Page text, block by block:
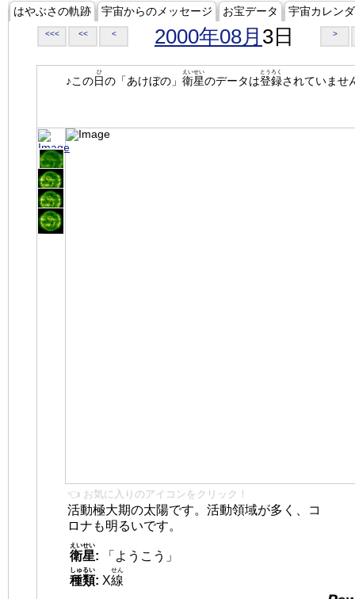
はやぶさの軌跡 宇宙からのメッセージ お宝データ 宇宙カレン
<<< << < 2000年08月 3日 >
♪この日
ひ
の「あけぼの」 衛星
えいせい
のデータは登録
とうろく
されていませ
👈 お気に入りのアイコンをクリック！
活動極大期の太陽です。活動領域が多く、コ
ロナも明るいです。
衛星
えいせい
:
「ようこう」
種類
しゅるい
: X線
せん